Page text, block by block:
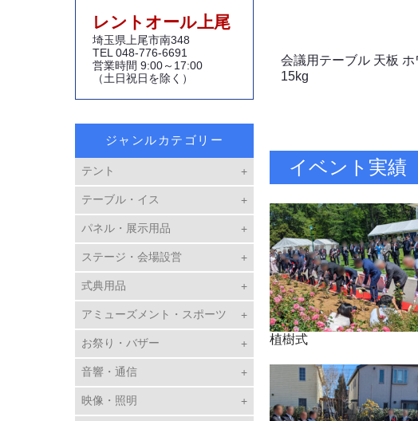
レントオール上尾
埼玉県上尾市南348
TEL 048-776-6691
営業時間 9:00～17:00
（土日祝日を除く）
ジャンルカテゴリー
テント
テーブル・イス
パネル・展示用品
ステージ・会場設営
式典用品
アミューズメント・スポーツ
お祭り・バザー
音響・通信
映像・照明
会議用テーブル 天板 ホ
15kg
イベント実績
植樹式